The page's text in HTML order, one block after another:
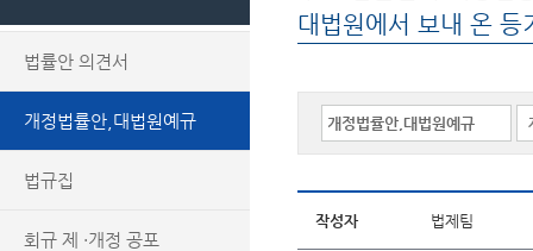
법률안 의견서
개정법률안,대법원예규
법규집
회규 제 ·개정 공포
대법원에서 보내 온 등
작성자 법제팀